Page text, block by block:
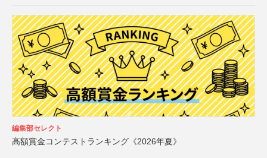
編集部セレクト
高額賞金コンテストランキング《2026年夏》